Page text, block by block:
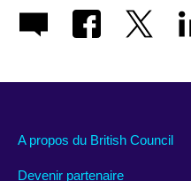
A propos du British Council
Devenir partenaire